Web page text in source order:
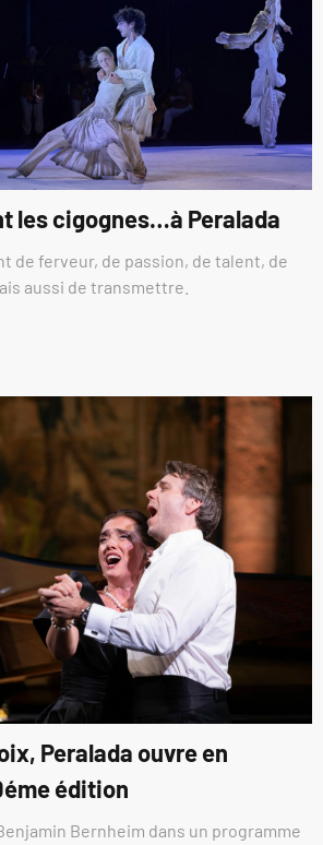
les cigognes…à Peralada
de ferveur, de passion, de talent, de
aussi de transmettre.
Peralada ouvre en
édition
Bernheim dans un programme